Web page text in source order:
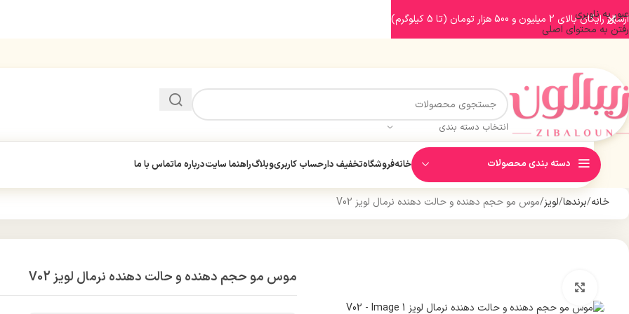
عبور به ناوبری
رفتن به محتوای اصلی
انتخاب دسته بندی
دسته بندی محصولات خانهفروشگاهتخفیف دارحساب کاربریوبلاگراهنما سایتدرباره ماتماس با ما
خانه برندها لویز موس مو حجم دهنده و حالت دهنده نرمال لویز V02
موس مو حجم دهنده و حالت دهنده نرمال لویز V02
ارسال رایگان بالای 2 میلیون و 500 هزار تومان (تا 5 کیلوگرم)